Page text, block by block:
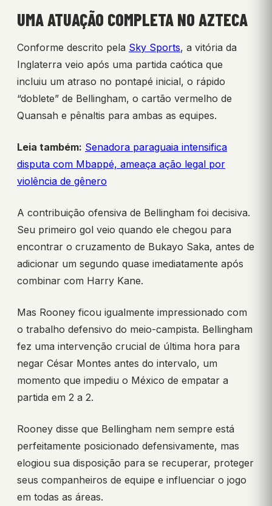
UMA ATUAÇÃO COMPLETA NO AZTECA
Conforme descrito pela Sky Sports, a vitória da
Inglaterra veio após uma partida caótica que
incluiu um atraso no pontapé inicial, o rápido
“doblete” de Bellingham, o cartão vermelho de
Quansah e pênaltis para ambas as equipes.
Leia também: Senadora paraguaia intensifica
disputa com Mbappé, ameaça ação legal por
violência de gênero
A contribuição ofensiva de Bellingham foi decisiva.
Seu primeiro gol veio quando ele chegou para
encontrar o cruzamento de Bukayo Saka, antes de
adicionar um segundo quase imediatamente após
combinar com Harry Kane.
Mas Rooney ficou igualmente impressionado com
o trabalho defensivo do meio-campista. Bellingham
fez uma intervenção crucial de última hora para
negar César Montes antes do intervalo, um
momento que impediu o México de empatar a
partida em 2 a 2.
Rooney disse que Bellingham nem sempre está
perfeitamente posicionado defensivamente, mas
elogiou sua disposição para se recuperar, proteger
seus companheiros de equipe e influenciar o jogo
em todas as áreas.